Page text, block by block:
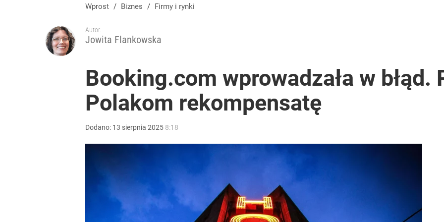
Wprost / Biznes / Firmy i rynki
Autor:
Jowita Flankowska
Booking.com wprowadzała w błąd.
Polakom rekompensatę
Dodano: 13 sierpnia 2025 8:18